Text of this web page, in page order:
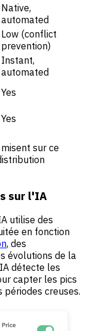
Native,
automated
Low (conflict
prevention)
Instant,
automated
Yes
Yes
sur ce
sur l'IA
utilise des
en fonction
, des
évolutions de la
détecte les
capter les pics
creuses.